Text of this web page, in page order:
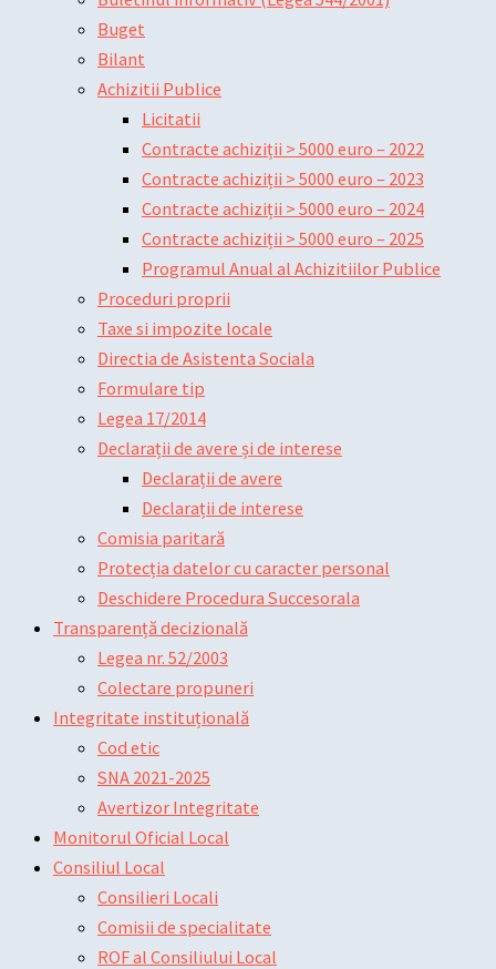
Buget
Bilant
Achizitii Publice
Licitatii
Contracte achiziții > 5000 euro – 2022
Contracte achiziții > 5000 euro – 2023
Contracte achiziții > 5000 euro – 2024
Contracte achiziții > 5000 euro – 2025
Programul Anual al Achizitiilor Publice
Proceduri proprii
Taxe si impozite locale
Directia de Asistenta Sociala
Formulare tip
Legea 17/2014
Declarații de avere și de interese
Declarații de avere
Declarații de interese
Comisia paritară
Protecția datelor cu caracter personal
Deschidere Procedura Succesorala
Transparență decizională
Legea nr. 52/2003
Colectare propuneri
Integritate instituțională
Cod etic
SNA 2021-2025
Avertizor Integritate
Monitorul Oficial Local
Consiliul Local
Consilieri Locali
Comisii de specialitate
ROF al Consiliului Local